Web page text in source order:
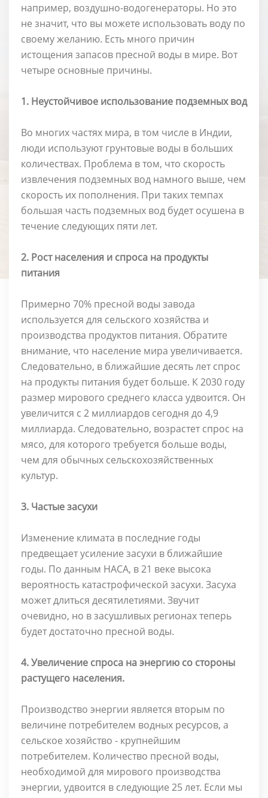
например, воздушно-водогенераторы. Но это
не значит, что вы можете использовать воду по
своему желанию. Есть много причин
истощения запасов пресной воды в мире. Вот
четыре основные причины.
1. Неустойчивое использование подземных вод
Во многих частях мира, в том числе в Индии,
люди используют грунтовые воды в больших
количествах. Проблема в том, что скорость
извлечения подземных вод намного выше, чем
скорость их пополнения. При таких темпах
большая часть подземных вод будет осушена в
течение следующих пяти лет.
2. Рост населения и спроса на продукты
питания
Примерно 70% пресной воды завода
используется для сельского хозяйства и
производства продуктов питания. Обратите
внимание, что население мира увеличивается.
Следовательно, в ближайшие десять лет спрос
на продукты питания будет больше. К 2030 году
размер мирового среднего класса удвоится. Он
увеличится с 2 миллиардов сегодня до 4,9
миллиарда. Следовательно, возрастет спрос на
мясо, для которого требуется больше воды,
чем для обычных сельскохозяйственных
культур.
3. Частые засухи
Изменение климата в последние годы
предвещает усиление засухи в ближайшие
годы. По данным НАСА, в 21 веке высока
вероятность катастрофической засухи. Засуха
может длиться десятилетиями. Звучит
очевидно, но в засушливых регионах теперь
будет достаточно пресной воды.
4. Увеличение спроса на энергию со стороны
растущего населения.
Производство энергии является вторым по
величине потребителем водных ресурсов, а
сельское хозяйство - крупнейшим
потребителем. Количество пресной воды,
необходимой для мирового производства
энергии, удвоится в следующие 25 лет. Если мы